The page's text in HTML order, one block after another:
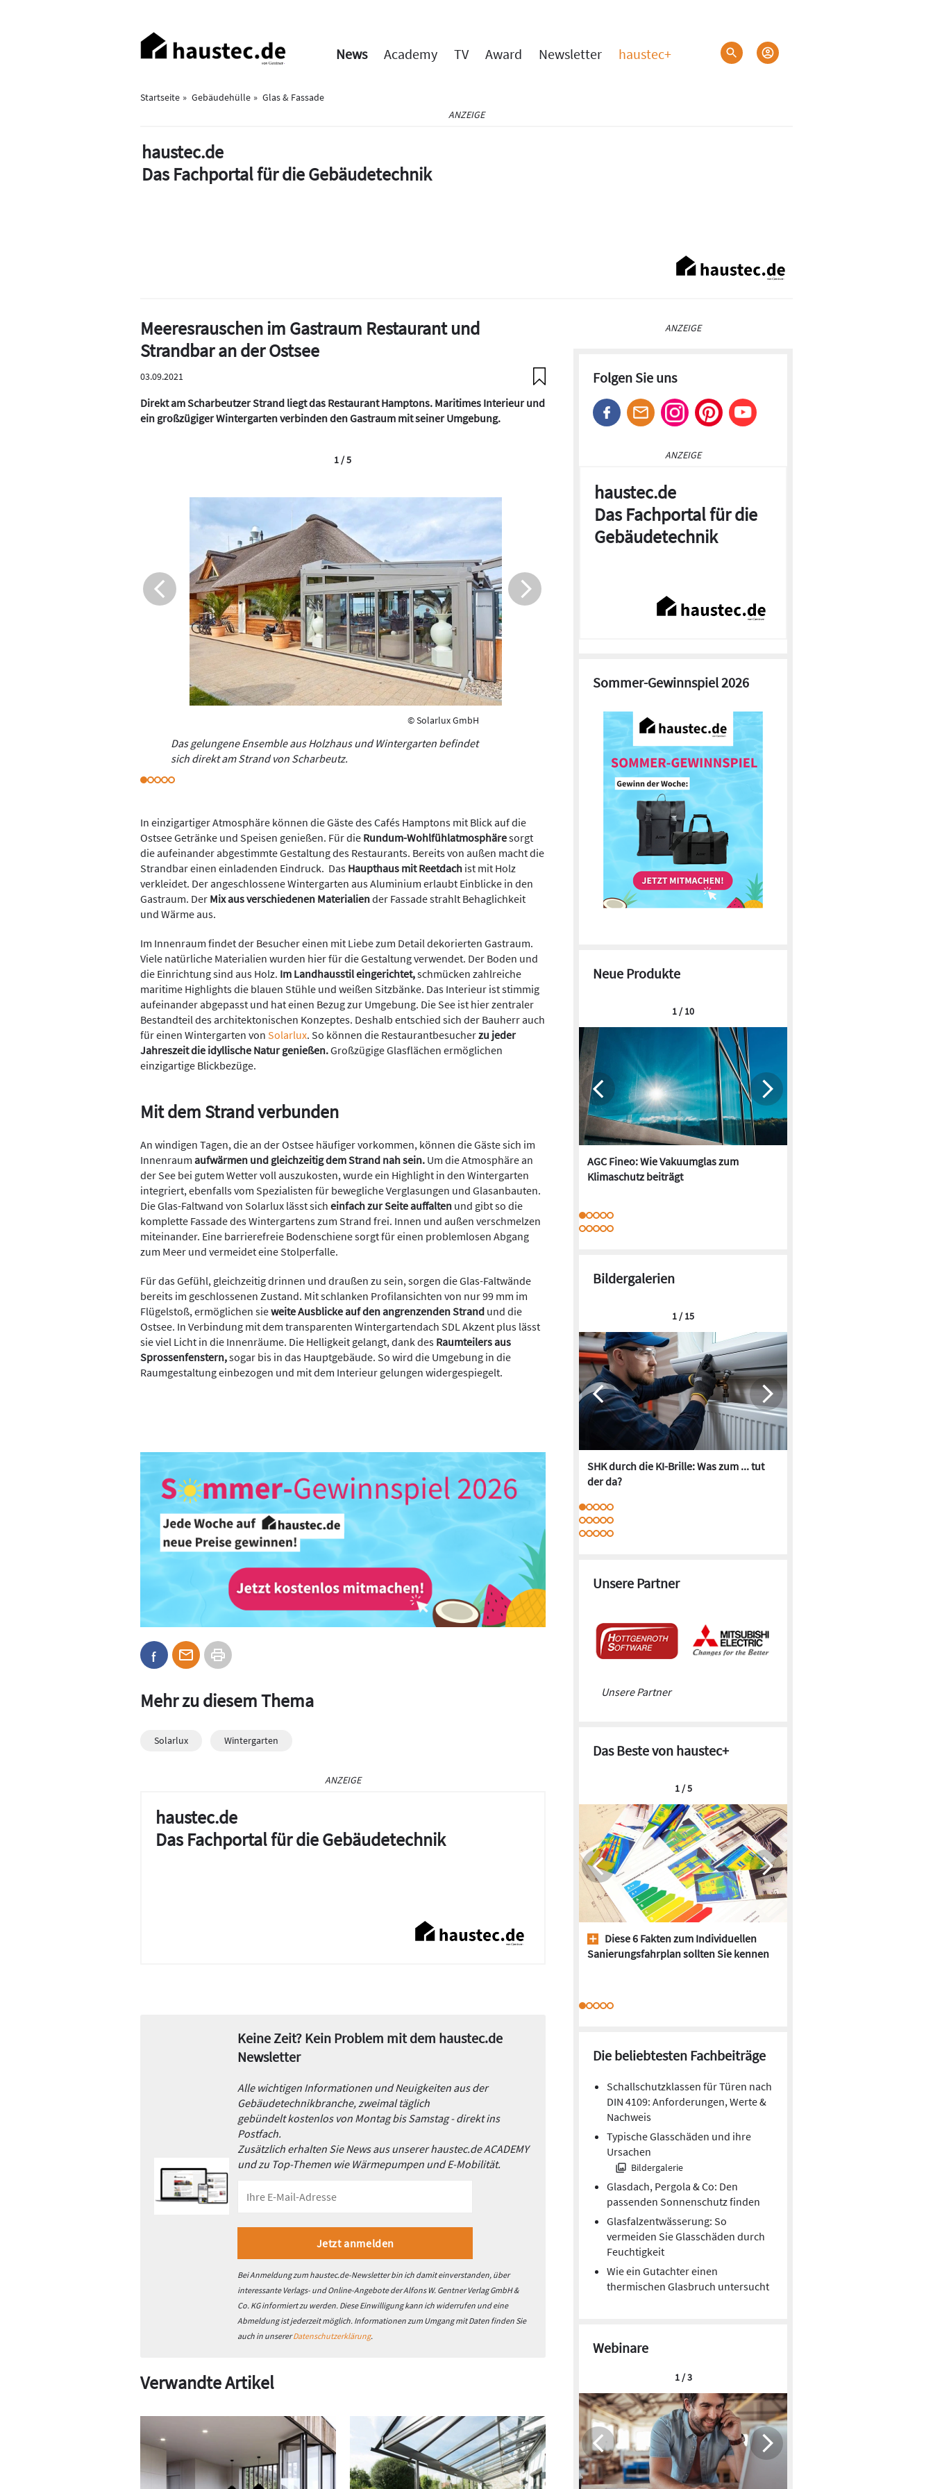
Haupt-
Navigation
News Academy TV Award Newsletter haustec+
Startseite Gebäudehülle
Glas & Fassade
ANZEIGE
haustec.de
Das Fachportal für die Gebäudetechnik
Meeresrauschen im Gastraum Restaurant und
Strandbar an der Ostsee
03.09.2021
Direkt am Scharbeutzer Strand liegt das Restaurant Hamptons. Maritimes Interieur und
ein großzügiger Wintergarten verbinden den Gastraum mit seiner Umgebung.
© Solarlux GmbH
Das gelungene Ensemble aus Holzhaus und Wintergarten befindet
sich direkt am Strand von Scharbeutz.
1 / 5
In einzigartiger Atmosphäre können die Gäste des Cafés Hamptons mit Blick auf die
Ostsee Getränke und Speisen genießen. Für die Rundum-Wohlfühlatmosphäresorgt
die aufeinander abgestimmte Gestaltung des Restaurants. Bereits von außen macht die
Strandbar einen einladenden Eindruck. Das Haupthaus mit Reetdach ist mit Holz
verkleidet. Der angeschlossene Wintergarten aus Aluminium erlaubt Einblicke in den
Gastraum. Der Mix aus verschiedenen Materialiender Fassade strahlt Behaglichkeit
und Wärme aus.
Im Innenraum findet der Besucher einen mit Liebe zum Detail dekorierten Gastraum.
Viele natürliche Materialien wurden hier für die Gestaltung verwendet. Der Boden und
die Einrichtung sind aus Holz. Im Landhausstil eingerichtet,schmücken zahlreiche
maritime Highlights die blauen Stühle und weißen Sitzbänke. Das Interieur ist stimmig
aufeinander abgepasst und hat einen Bezug zur Umgebung. Die See ist hier zentraler
Bestandteil des architektonischen Konzeptes. Deshalb entschied sich der Bauherr auch
für einen Wintergarten von Solarlux. So können die Restaurantbesucherzu jeder
Jahreszeit die idyllische Natur genießen.Großzügige Glasflächen ermöglichen
einzigartige Blickbezüge.
Mit dem Strand verbunden
An windigen Tagen, die an der Ostsee häufiger vorkommen, können die Gäste sich im
Innenraum aufwärmen und gleichzeitig dem Strand nah sein. Um die Atmosphäre an
der See bei gutem Wetter voll auszukosten, wurde ein Highlight in den Wintergarten
integriert, ebenfalls vom Spezialisten für bewegliche Verglasungen und Glasanbauten.
Die Glas-Faltwand von Solarlux lässt sich einfach zur Seite auffalten und gibt so die
komplette Fassade des Wintergartens zum Strand frei. Innen und außen verschmelzen
miteinander. Eine barrierefreie Bodenschiene sorgt für einen problemlosen Abgang
zum Meer und vermeidet eine Stolperfalle.
Für das Gefühl, gleichzeitig drinnen und draußen zu sein, sorgen die Glas-Faltwände
bereits im geschlossenen Zustand. Mit schlanken Profilansichten von nur 99 mm im
Flügelstoß, ermöglichen sieweite Ausblicke auf den angrenzenden Strand und die
Ostsee. In Verbindung mit dem transparenten Wintergartendach SDL Akzent plus lässt
sie viel Licht in die Innenräume. Die Helligkeit gelangt, dank des Raumteilers aus
Sprossenfenstern,sogar bis in das Hauptgebäude. So wird die Umgebung in die
Raumgestaltung einbezogen und mit dem Interieur gelungen widergespiegelt.
Mehr zu diesem Thema
Solarlux Wintergarten
ANZEIGE
haustec.de
Das Fachportal für die Gebäudetechnik
Keine Zeit? Kein Problem mit dem haustec.de
Newsletter
Alle wichtigen Informationen und Neuigkeiten aus der
Gebäudetechnikbranche, zweimal täglich
gebündelt kostenlos von Montag bis Samstag - direkt ins
Postfach.
Zusätzlich erhalten Sie News aus unserer haustec.de ACADEMY
und zu Top-Themen wie Wärmepumpen und E-Mobilität.
Bei Anmeldung zum haustec.de-Newsletter bin ich damit einverstanden, über
interessante Verlags- und Online-Angebote der Alfons W. Gentner Verlag GmbH &
Co. KG informiert zu werden. Diese Einwilligung kann ich widerrufen und eine
Abmeldung ist jederzeit möglich. Informationen zum Umgang mit Daten finden Sie
auch in unsererDatenschutzerklärung.
Verwandte Artikel
ANZEIGE
Folgen Sie uns
ANZEIGE
haustec.de
Das Fachportal für die
Gebäudetechnik
Sommer-Gewinnspiel 2026
Neue Produkte
AGC Fineo: Wie Vakuumglas zum
Klimaschutz beiträgt
1 / 10
Bildergalerien
SHK durch die KI-Brille: Was zum ... tut
der da?
1 / 15
Unsere Partner
Unsere Partner
Das Beste von haustec+
Diese 6 Fakten zum Individuellen
Sanierungsfahrplan sollten Sie kennen
1 / 5
Die beliebtesten Fachbeiträge
Schallschutzklassen für Türen nach
DIN 4109: Anforderungen, Werte &
Nachweis
Typische Glasschäden und ihre
Ursachen
Bildergalerie
Glasdach, Pergola & Co: Den
passenden Sonnenschutz finden
Glasfalzentwässerung: So
vermeiden Sie Glasschäden durch
Feuchtigkeit
Wie ein Gutachter einen
thermischen Glasbruch untersucht
Webinare
1 / 3